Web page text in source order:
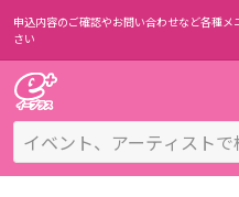
申込内容のご確認やお問い合わせなど各種メ
さい